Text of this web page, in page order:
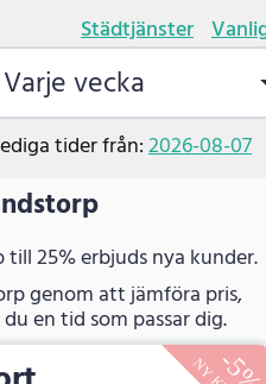
Städtjänster
Varje vecka
tider från:2026-08-07
25% erbjuds nya kunder.
genom att jämföra pris,
en tid som passar dig.